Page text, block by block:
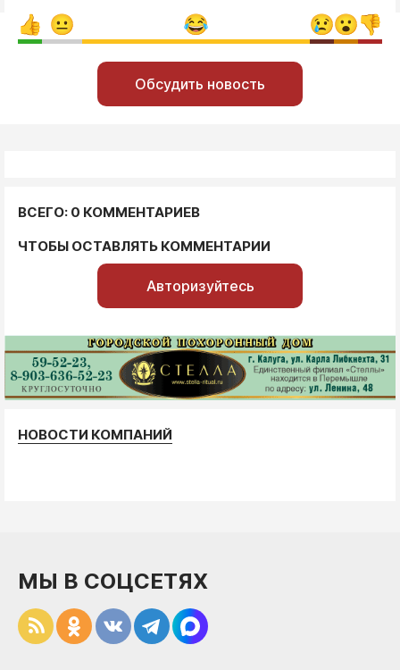
Обсудить новость
ВСЕГО: 0 КОММЕНТАРИЕВ
ЧТОБЫ ОСТАВЛЯТЬ КОММЕНТАРИИ
Авторизуйтесь
НОВОСТИ КОМПАНИЙ
МЫ В СОЦСЕТЯХ